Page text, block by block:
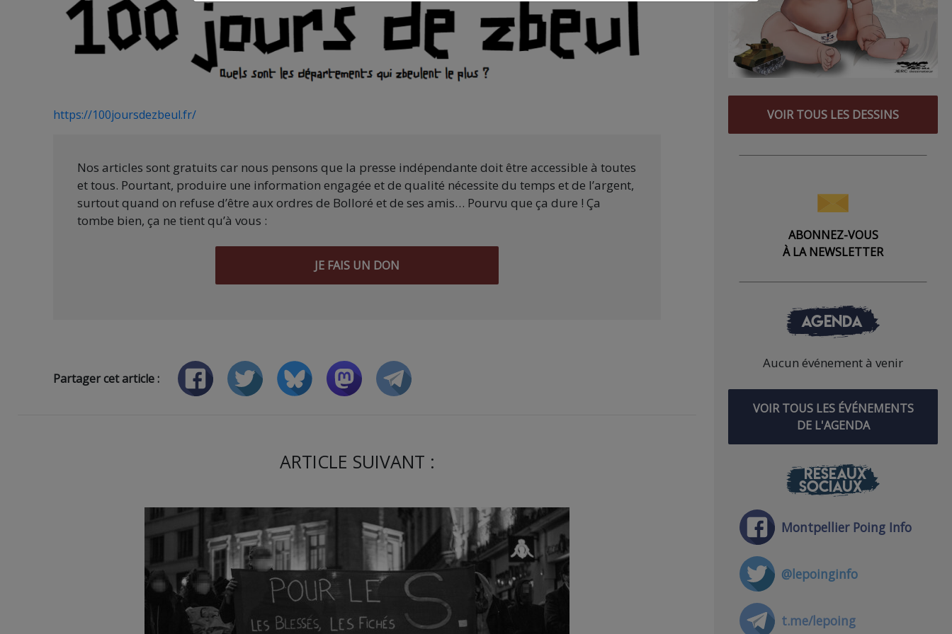
https://100joursdezbeul.fr/
Nos articles sont gratuits car nous pensons que la presse indépendante doit être accessible à toutes
et tous. Pourtant, produire une information engagée et de qualité nécessite du temps et de l’argent,
surtout quand on refuse d’être aux ordres de Bolloré et de ses amis… Pourvu que ça dure ! Ça
tombe bien, ça ne tient qu’à vous :
JE FAIS UN DON
Partager cet article :
ARTICLE SUIVANT :
VOIR TOUS LES DESSINS
ABONNEZ-VOUS
À LA NEWSLETTER
AGENDA
Aucun événement à venir
VOIR TOUS LES ÉVÉNEMENTS
DE L'AGENDA
RÉSEAUX
SOCIAUX
Montpellier Poing Info
@lepoinginfo
t.me/lepoing